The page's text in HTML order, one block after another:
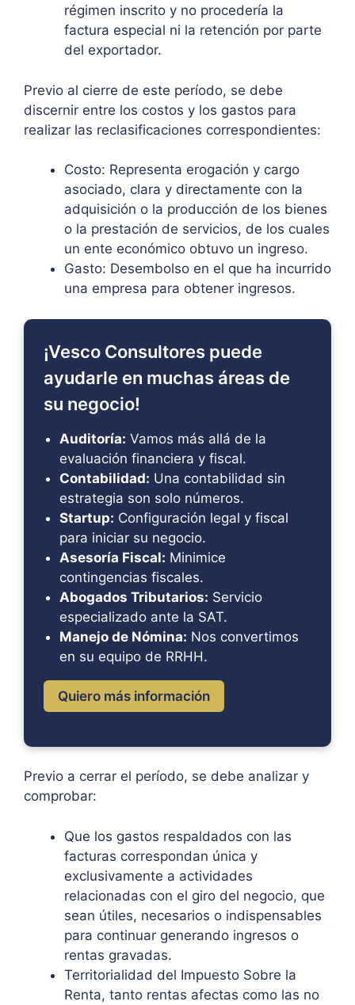
régimen inscrito y no procedería la
factura especial ni la retención por parte
del exportador.
Previo al cierre de este período, se debe
discernir entre los costos y los gastos para
realizar las reclasificaciones correspondientes:
Costo: Representa erogación y cargo
asociado, clara y directamente con la
adquisición o la producción de los bienes
o la prestación de servicios, de los cuales
un ente económico obtuvo un ingreso.
Gasto: Desembolso en el que ha incurrido
una empresa para obtener ingresos.
¡Vesco Consultores puede
ayudarle en muchas áreas de
su negocio!
Auditoría: Vamos más allá de la
evaluación financiera y fiscal.
Contabilidad: Una contabilidad sin
estrategia son solo números.
Startup: Configuración legal y fiscal
para iniciar su negocio.
Asesoría Fiscal: Minimice
contingencias fiscales.
Abogados Tributarios: Servicio
especializado ante la SAT.
Manejo de Nómina: Nos convertimos
en su equipo de RRHH.
Quiero más información
Previo a cerrar el período, se debe analizar y
comprobar:
Que los gastos respaldados con las
facturas correspondan única y
exclusivamente a actividades
relacionadas con el giro del negocio, que
sean útiles, necesarios o indispensables
para continuar generando ingresos o
rentas gravadas.
Territorialidad del Impuesto Sobre la
Renta, tanto rentas afectas como las no